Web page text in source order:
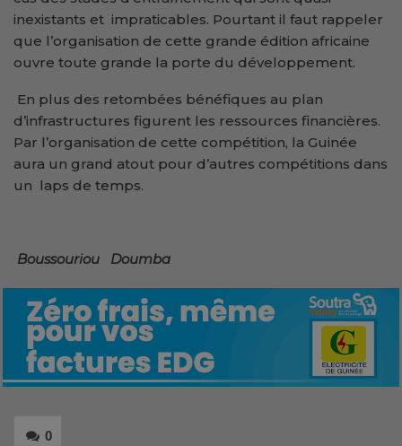
inexistants et impraticables. Pourtant il faut rappeler
que l’organisation de cette grande édition africaine
ouvre toute grande la porte du développement.
En plus des retombées bénéfiques au plan
d’infrastructures figurent les ressources financières.
Par l’organisation de cette compétition, la Guinée
aura un grand atout pour d’autres compétitions dans
un laps de temps.
Boussouriou Doumba
0